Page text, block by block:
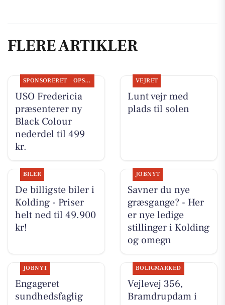
FLERE ARTIKLER
SPONSORERET OPSLAGSTAVLEN
USO Fredericia
præsenterer ny
Black Colour
nederdel til 499
kr.
VEJRET
Lunt vejr med
plads til solen
BILER
De billigste biler i
Kolding - Priser
helt ned til 49.900
kr!
JOBNYT
Savner du nye
græsgange? - Her
er nye ledige
stillinger i Kolding
og omegn
JOBNYT
Engageret
sundhedsfaglig
BOLIGMARKED
Vejlevej 356,
Bramdrupdam i